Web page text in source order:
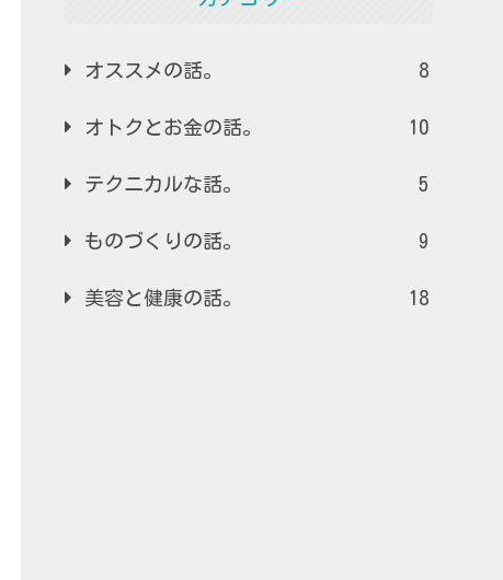
オススメの話。 8
オトクとお金の話。 10
テクニカルな話。 5
ものづくりの話。 9
美容と健康の話。 18